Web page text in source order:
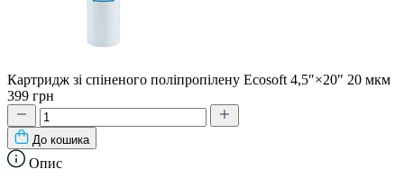
Картридж зі спіненого поліпропілену Ecosoft 4,5″×20″ 20 мкм
399 грн
До кошика
Опис